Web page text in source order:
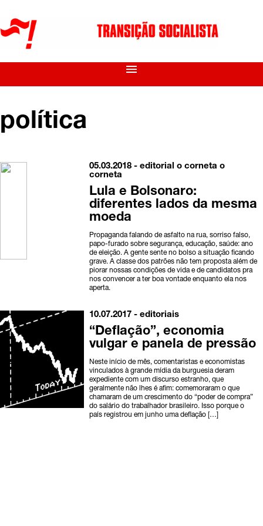
menu
política
05.03.2018 -editorial o corneta o
corneta
Lula e Bolsonaro:
diferentes lados da mesma
moeda
Propaganda falando de asfalto na rua, sorriso falso,
papo-furado sobre segurança, educação, saúde: ano
de eleição. A gente sente no bolso a situação ficando
grave. A classe dos patrões não tem proposta além de
piorar nossas condições de vida e de candidatos pra
nos convencer a ter boa vontade enquanto ela nos
aperta.
10.07.2017 -editoriais
“Deflação”, economia
vulgar e panela de pressão
Neste início de mês, comentaristas e economistas
vinculados à grande mídia da burguesia deram
expediente com um discurso estranho, que
geralmente não lhes é afim: comemoraram o que
chamaram de um crescimento do “poder de compra”
do salário do trabalhador brasileiro. Isso porque o
país registrou em junho uma deflação […]